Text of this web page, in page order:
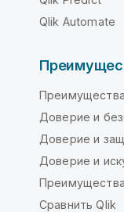
Qlik Automate
Доверие и
Доверие и
Доверие и
Сравнить Qlik